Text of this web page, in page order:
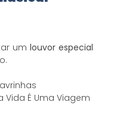
umlouvor especial
Vida É Uma Viagem